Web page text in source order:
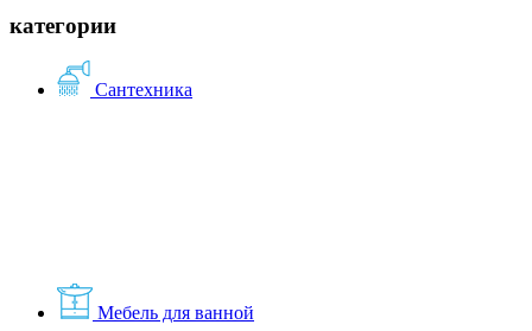
категории
Сантехника
Мебель для ванной